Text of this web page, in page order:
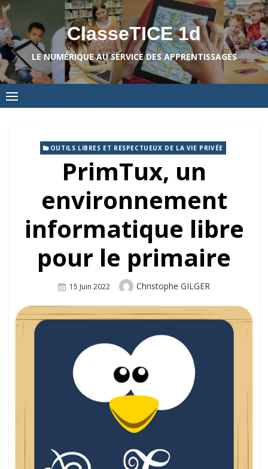
Skip
to
content
ClasseTICE 1d
LE NUMÉRIQUE AU SERVICE DES APPRENTISSAGES
OUTILS LIBRES ET RESPECTUEUX DE LA VIE PRIVÉE
PrimTux, un
environnement
informatique libre
pour le primaire
Posted
15 Juin 2022 Author
Christophe GILGER